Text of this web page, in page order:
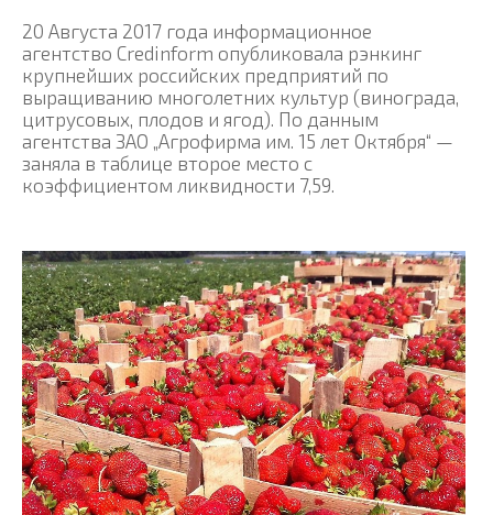
20 Августа 2017 года информационное
агентство Credinform опубликовала рэнкинг
крупнейших российских предприятий по
выращиванию многолетних культур (винограда,
цитрусовых, плодов и ягод). По данным
агентства ЗАО „Агрофирма им. 15 лет Октября“ —
заняла в таблице второе место с
коэффициентом ликвидности 7,59.